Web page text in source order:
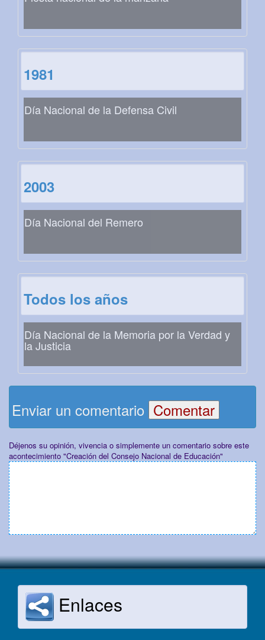
1981
Día Nacional de la Defensa Civil
2003
Día Nacional del Remero
Todos los años
Día Nacional de la Memoria por la Verdad y
la Justicia
Enviar un comentario
Déjenos su opinión, vivencia o simplemente un comentario sobre este
acontecimiento "Creación del Consejo Nacional de Educación"
Enlaces